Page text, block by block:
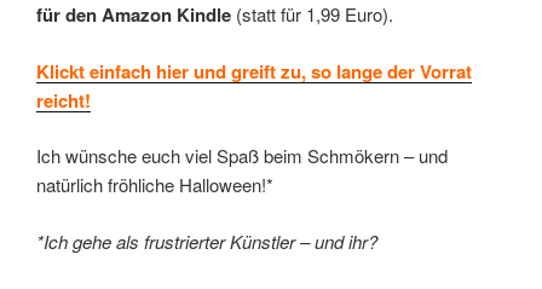
für den Amazon Kindle (statt für 1,99 Euro).
Klickt einfach hier und greift zu, so lange der Vorrat
reicht!
Ich wünsche euch viel Spaß beim Schmökern – und
natürlich fröhliche Halloween!*
*Ich gehe als frustrierter Künstler – und ihr?